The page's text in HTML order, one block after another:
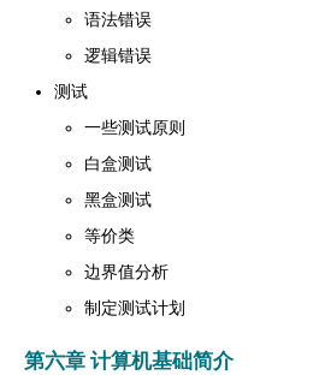
语法错误
逻辑错误
测试
一些测试原则
白盒测试
黑盒测试
等价类
边界值分析
制定测试计划
第六章 计算机基础简介